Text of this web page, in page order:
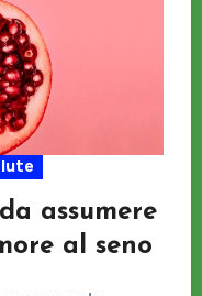
assumere
al seno